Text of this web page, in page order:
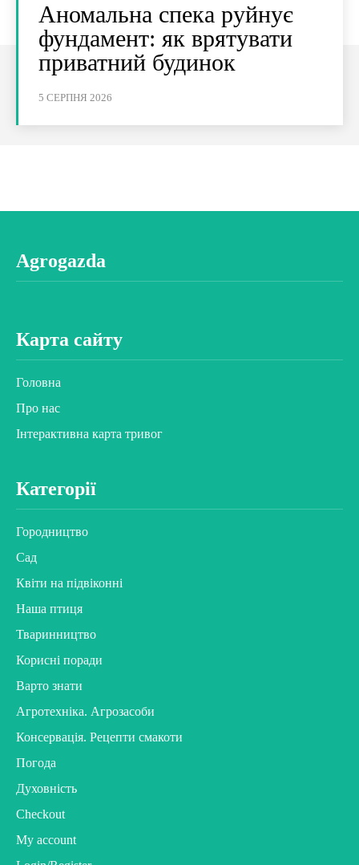
Аномальна спека руйнує
фундамент: як врятувати
приватний будинок
5 СЕРПНЯ 2026
Agrogazda
Карта сайту
Головна
Про нас
Інтерактивна карта тривог
Категорії
Городництво
Сад
Квіти на підвіконні
Наша птиця
Тваринництво
Корисні поради
Варто знати
Агротехніка. Агрозасоби
Консервація. Рецепти смакоти
Погода
Духовність
Checkout
My account